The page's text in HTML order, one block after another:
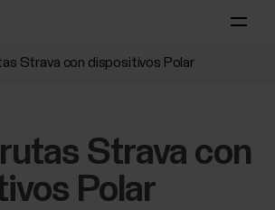
Strava con dispositivos Polar
Strava con
Polar